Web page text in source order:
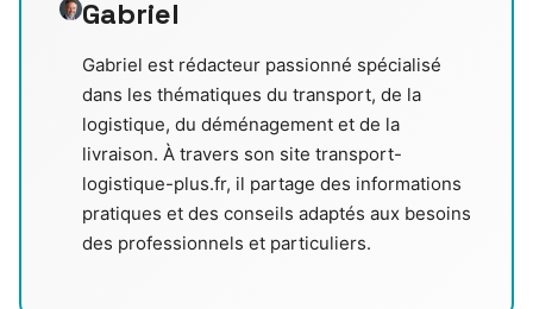
Gabriel
Gabriel est rédacteur passionné spécialisé
dans les thématiques du transport, de la
logistique, du déménagement et de la
livraison. À travers son site transport-
logistique-plus.fr, il partage des informations
pratiques et des conseils adaptés aux besoins
des professionnels et particuliers.